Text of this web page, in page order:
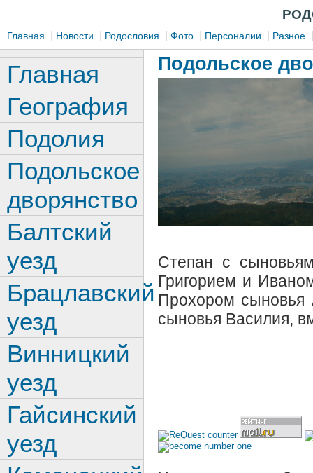
Главная Новости Родословия Фото Персоналии Разное
Подольское
Степан с
Григорием и
Прохором
сыновья Василия,
Главная
География
Подолия
Подольское
дворянство
Балтский
уезд
Брацлавский
уезд
Винницкий
уезд
Гайсинский
уезд